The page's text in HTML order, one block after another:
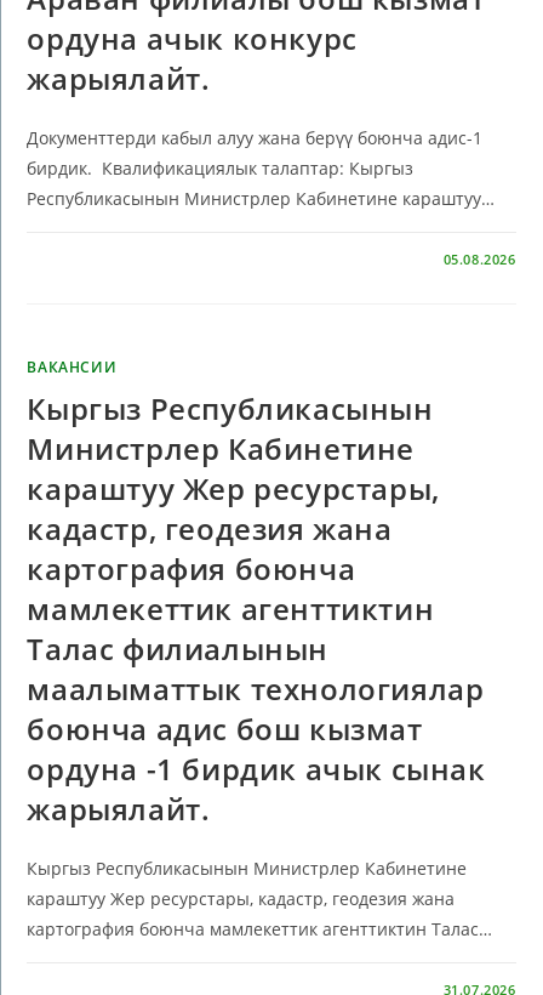
ордуна ачык конкурс
жарыялайт.
Документтерди кабыл алуу жана берүү боюнча адис-1
бирдик. Квалификациялык талаптар: Кыргыз
Республикасынын Министрлер Кабинетине караштуу…
05.08.2026
ВАКАНСИИ
Кыргыз Республикасынын
Министрлер Кабинетине
караштуу Жер ресурстары,
кадастр, геодезия жана
картография боюнча
мамлекеттик агенттиктин
Талас филиалынын
маалыматтык технологиялар
боюнча адис бош кызмат
ордуна -1 бирдик ачык сынак
жарыялайт.
Кыргыз Республикасынын Министрлер Кабинетине
караштуу Жер ресурстары, кадастр, геодезия жана
картография боюнча мамлекеттик агенттиктин Талас…
31.07.2026